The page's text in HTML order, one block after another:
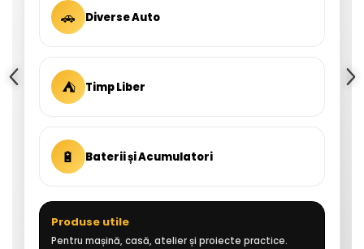
🚗 Diverse Auto
⛺ Timp Liber
🔋 Baterii și Acumulatori
Produse utile
Pentru mașină, casă, atelier și proiecte practice.